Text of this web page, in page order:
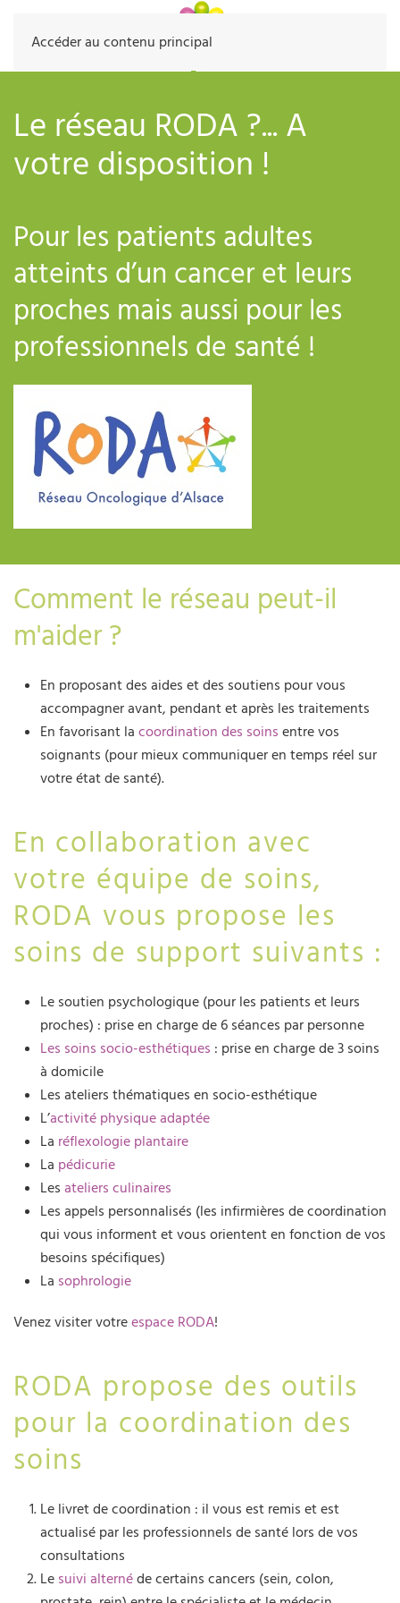
Accéder au contenu principal
Le réseau RODA ?... A
votre disposition !
Pour les patients adultes
atteints d’un cancer et leurs
proches mais aussi pour les
professionnels de santé !
Comment le réseau peut-il
m'aider ?
En proposant des aides et des soutiens pour vous
accompagner avant, pendant et après les traitements
En favorisant la coordination des soins entre vos
soignants (pour mieux communiquer en temps réel sur
votre état de santé).
En collaboration avec
votre équipe de soins,
RODA vous propose les
soins de support suivants :
Le soutien psychologique (pour les patients et leurs
proches) : prise en charge de 6 séances par personne
Les soins socio-esthétiques : prise en charge de 3 soins
à domicile
Les ateliers thématiques en socio-esthétique
L’activité physique adaptée
La réflexologie plantaire
La pédicurie
Les ateliers culinaires
Les appels personnalisés (les infirmières de coordination
qui vous informent et vous orientent en fonction de vos
besoins spécifiques)
La sophrologie
Venez visiter votreespace RODA!
RODA propose des outils
pour la coordination des
soins
Le livret de coordination : il vous est remis et est
actualisé par les professionnels de santé lors de vos
consultations
Le suivi alternéde certains cancers (sein, colon,